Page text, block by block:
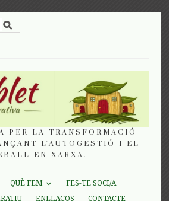
PER LA TRANSFORMACIÓ
L'AUTOGESTIÓ I EL
EN XARXA.
QUÈ FEM
FES-TE SOCI/A
ENLLAÇOS CONTACTE